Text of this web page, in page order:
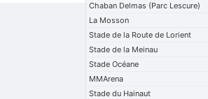
Chaban Delmas (Parc Lescure)
La Mosson
Stade de la Route de Lorient
Stade de la Meinau
Stade Océane
MMArena
Stade du Hainaut